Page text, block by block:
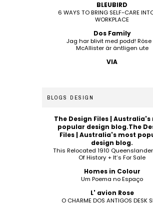
BLEUBIRD
6 WAYS TO BRING SELF-CARE
WORKPLACE
Dos Family
Jag har blivit med podd! Röse
McAllister är äntligen ute
VIA
BLOGS DESIGN
The Design Files | Australia's
popular design blog.The
Files | Australia's most
design blog.
This Relocated 1910
Of History + It’s For Sale
Homes in Colour
Um Poema no Espaço
L' avion Rose
O CHARME DOS ANTIGOS DESK